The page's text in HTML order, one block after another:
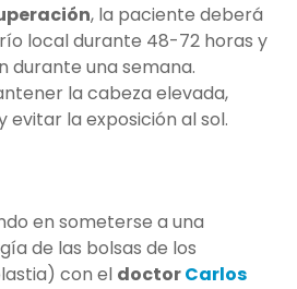
, la paciente deberá
local durante 48-72 horas y
durante una semana.
la cabeza elevada,
la exposición al sol.
en someterse a una
de las bolsas de los
con el doctorCarlos